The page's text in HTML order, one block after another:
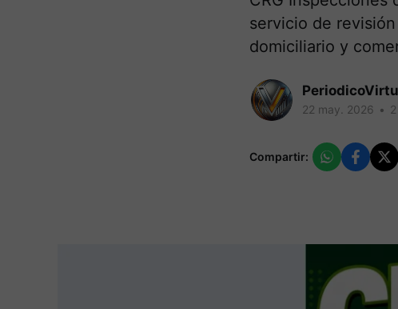
servicio de
domiciliario y
22 may. 2026 •
Compartir: